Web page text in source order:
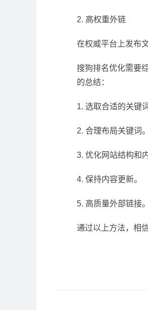
2. 高权重外链
在权威平台上发布
搜狗排名优化需要
的总结：
1. 选取合适的关键词
2. 合理布局关键词。
3. 优化网站结构和
4. 保持内容更新。
5. 高质量外部链接。
通过以上方法，相